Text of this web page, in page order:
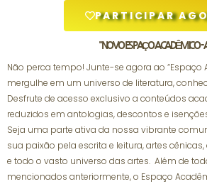
PARTICIPAR
"NOVO ESPAÇO ACADÊMICO -
Não perca tempo! Junte-se agora ao “Espaço
mergulhe em um universo de literatura,
Desfrute de acesso exclusivo a conteúdos
reduzidos em antologias, descontos e
Seja uma parte ativa da nossa vibrante
sua paixão pela escrita e leitura, artes
e todo o vasto universo das artes. Além de
mencionados anteriormente, o Espaço